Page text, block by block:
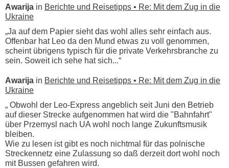
Awarija in Berichte und Reisetipps • Re: Mit dem Zug in die
Ukraine
„Ja auf dem Papier sieht das wohl alles sehr einfach aus.
Offenbar hat Leo da den Mund etwas zu voll genommen,
scheint übrigens typisch für die private Verkehrsbranche zu
sein. Soweit ich sehe hat sich...“
Awarija in Berichte und Reisetipps • Re: Mit dem Zug in die
Ukraine
„ Obwohl der Leo-Express angeblich seit Juni den Betrieb
auf dieser Strecke aufgenommen hat wird die "Bahnfahrt"
über Przemysl nach UA wohl noch lange Zukunftsmusik
bleiben.
Wie zu lesen ist gibt es noch nichtmal für das polnische
Streckennetz eine Zulassung so daß derzeit dort wohl noch
mit Bussen gefahren wird.